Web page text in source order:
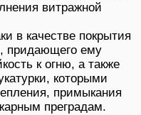
витражной
в качестве покрытия
придающего ему
к огню, а также
которыми
примыкания
преградам.